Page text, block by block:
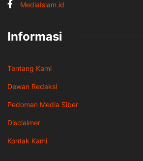
MediaIslam.id
Informasi
Tentang Kami
Dewan Redaksi
Pedoman Media Siber
Disclaimer
Kontak Kami